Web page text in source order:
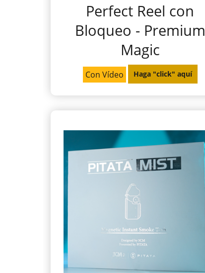
Perfect Reel con
Bloqueo - Premium
Magic
Con Vídeo Haga "click" aquí